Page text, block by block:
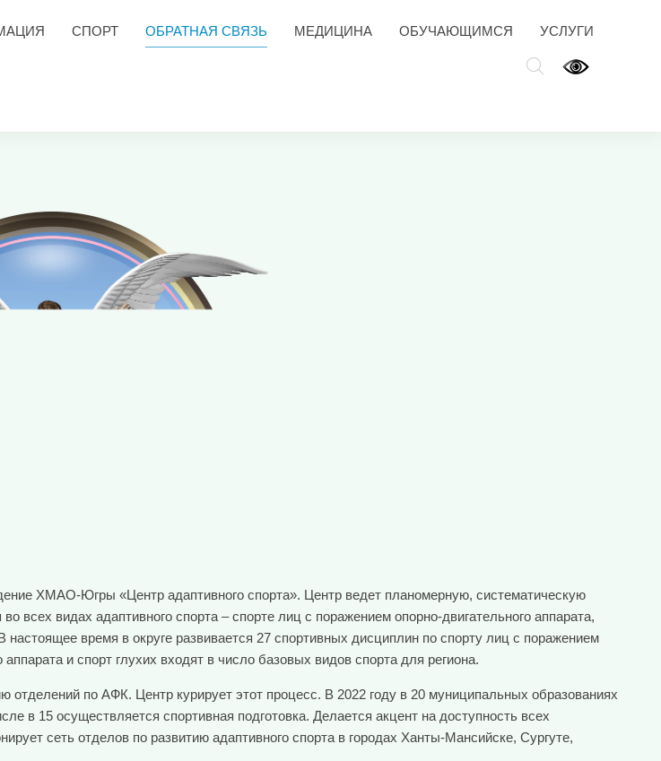
СПОРТ ОБРАТНАЯ СВЯЗЬ МЕДИЦИНА ОБУЧАЮЩИМСЯ УСЛУГИ
ХМАО-Югры «Центр адаптивного спорта». Центр ведет планомерную, систематическую
видах адаптивного спорта – спорте лиц с поражением опорно-двигательного аппарата,
время в округе развивается 27 спортивных дисциплин по спорту лиц с поражением
и спорт глухих входят в число базовых видов спорта для региона.
по АФК. Центр курирует этот процесс. В 2022 году в 20 муниципальных образованиях
в 15 осуществляется спортивная подготовка. Делается акцент на доступность всех
сеть отделов по развитию адаптивного спорта в городах Ханты-Мансийске, Сургуте,